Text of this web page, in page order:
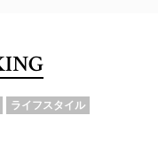
ライフスタイル